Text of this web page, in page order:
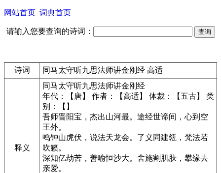
网站首页 词典首页
请输入您要查询的诗词：
诗词 同马太守听九思法师讲金刚经 高适
释义
同马太守听九思法师讲金刚经
年代：【唐】 作者：【高适】 体裁：【五古】 类
别：【】
吾师晋阳宝，杰出山河最。途经世谛间，心到空
王外。
鸣钟山虎伏，说法天龙会。了义同建瓴，梵法若
吹籁。
深知亿劫苦，善喻恒沙大。舍施割肌肤，攀缘去
亲爱。